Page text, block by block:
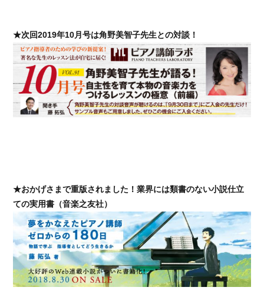
★次回2019年10月号は角野美智子先生との対談！
★おかげさまで重版されました！業界には類書のない小説仕立
ての実用書（音楽之友社）